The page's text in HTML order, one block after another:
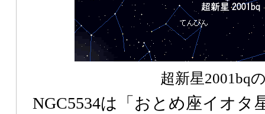
超新星2001bq
NGC5534は「おとめ座イオタ